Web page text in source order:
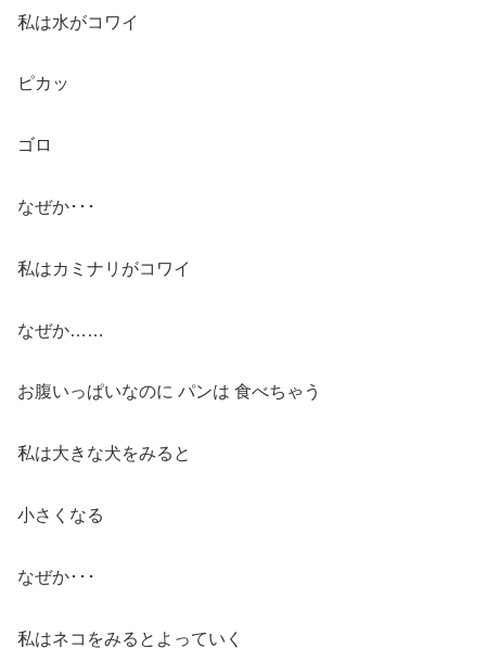
私は水がコワイ
ピカッ
ゴロ
なぜか･･･
私はカミナリがコワイ
なぜか……
お腹いっぱいなのに パンは 食べちゃう
私は大きな犬をみると
小さくなる
なぜか･･･
私はネコをみるとよっていく